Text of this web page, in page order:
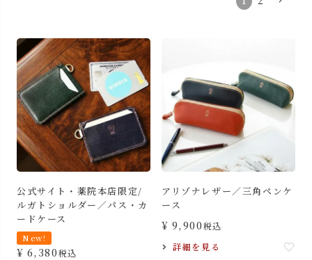
公式サイト・薬院本店限定/
ルガトショルダー／パス・カ
ードケース
New!
¥ 6,380税込
アリゾナレザー／三角ペンケ
ース
¥ 9,900税込
詳細を見る